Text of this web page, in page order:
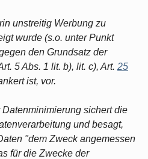
unstreitig Werbung zu
wurde (s.o. unter Punkt
den Grundsatz der
5 Abs. 1 lit. b), lit. c), Art. 25
ist, vor.
sichert die
und besagt,
"dem Zweck angemessen
für die Zwecke der